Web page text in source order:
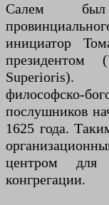
Салем был
инициатор
президентом
Superioris).
философско-
послушников
1625 года.
центром для
конгрегации.